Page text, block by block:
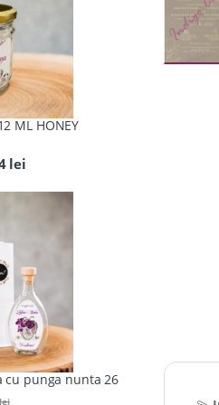
ML HONEY
lei
punga nunta 26
lei